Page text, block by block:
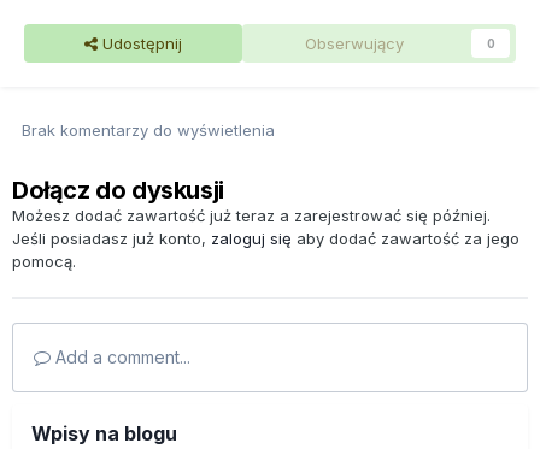
Udostępnij Obserwujący 0
Brak komentarzy do wyświetlenia
Dołącz do dyskusji
Możesz dodać zawartość już teraz a zarejestrować się później.
Jeśli posiadasz już konto, zaloguj się aby dodać zawartość za jego
pomocą.
Add a comment...
Wpisy na blogu